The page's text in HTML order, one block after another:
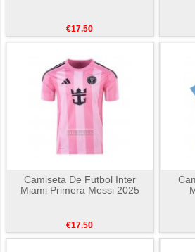
€17.50
Camiseta De Futbol Inter
Miami Primera Messi 2025
€17.50